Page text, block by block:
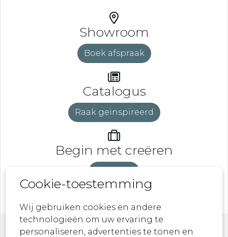
Showroom
Boek afspraak
Catalogus
Raak geïnspireerd
Begin met creëren
Cookie-toestemming
Wij gebruiken cookies en andere
technologieën om uw ervaring te
personaliseren, advertenties te tonen en